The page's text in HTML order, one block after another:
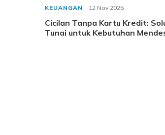
KEUANGAN 12 Nov 2025
Cicilan Tanpa Kartu Kredit:
Tunai untuk Kebutuhan